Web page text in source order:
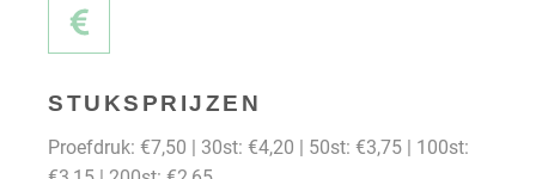
STUKSPRIJZEN
Proefdruk: €7,50 | 30st: €4,20 | 50st: €3,75 | 100st: